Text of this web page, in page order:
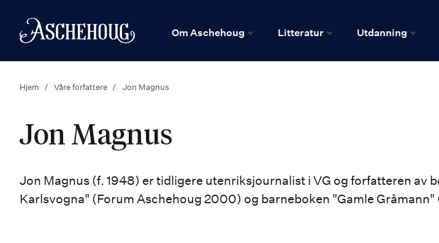
Hjem
Om Aschehoug Litteratur Utdanning
Hjem Våre forfattere Jon Magnus
Jon Magnus
Jon Magnus (f. 1948) er tidligere utenriksjournalist i VG og forfatteren av
Karlsvogna" (Forum Aschehoug 2000) og barneboken "Gamle